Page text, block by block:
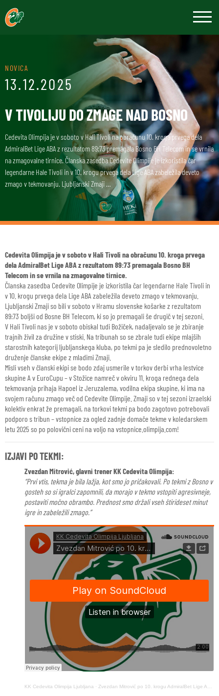
NOVICA
13.12.2025
V TIVOLIJU DO ZMAGE NAD BOSNO
Cedevita Olimpija je v soboto v Hali Tivoli na obračunu 10. kroga prvega dela
AdmiralBet Lige ABA z rezultatom 89:73 premagala Bosno BH Telecom in se vrnila
na zmagovalne tirnice. Članska zasedba Cedevite Olimpije je izkoristila čar
legendarne Hale Tivoli in v 10. krogu prvega dela Lige ABA zabeležila deveto
zmago v tekmovanju. Ljubljanski Zmaji …
Cedevita Olimpija je v soboto v Hali Tivoli na obračunu 10. kroga prvega
dela AdmiralBet Lige ABA z rezultatom 89:73 premagala Bosno BH
Telecom in se vrnila na zmagovalne tirnice.
Članska zasedba Cedevite Olimpije je izkoristila čar legendarne Hale Tivoli in
v 10. krogu prvega dela Lige ABA zabeležila deveto zmago v tekmovanju.
Ljubljanski Zmaji so bili v soboto v Hramu slovenske košarke z rezultatom
89:73 boljši od Bosne BH Telecom, ki so jo premagali še drugič v tej sezoni.
V Hali Tivoli nas je v soboto obiskal tudi Božiček, nadaljevalo se je zbiranje
trajnih živil za družine v stiski. Na tribunah so se zbrale tudi ekipe mlajših
starostnih kategorij ljubljanskega kluba, po tekmi pa je sledilo prednovoletno
druženje članske ekipe z mladimi Zmaji.
Misli vseh v članski ekipi se bodo zdaj usmerile v torkov derbi vrha lestvice
skupine A v EuroCupu – v Stožice namreč v okviru 11. kroga rednega dela
tekmovanja prihaja Hapoel iz Jeruzalema, vodilna ekipa skupine, ki ima na
svojem računu zmago več od Cedevite Olimpije. Zmaji so v tej sezoni izraelski
kolektiv enkrat že premagali, na torkovi tekmi pa bodo zagotovo potrebovali
podporo s tribun – vstopnice za ogled zadnje domače tekme v koledarskem
letu 2025 so po polovični ceni na voljo na vstopnice.olimpija.com!
IZJAVI PO TEKMI:
Zvezdan Mitrović, glavni trener KK Cedevita Olimpija:
“Prvi vtis, tekma je bila lažja, kot smo jo pričakovali. Po tekmi z Bosno v
gosteh so si igralci zapomnili, da morajo v tekmo vstopiti agresivneje,
postaviti močno obrambo. Prednost smo držali vseh štirideset minut
igre in zabeležili zmago.”
KK Cedevita Olimpija Ljubljana · Zvezdan Mitrović po 10. krogu AdmiralBet Lige ABA (13. december 2025)